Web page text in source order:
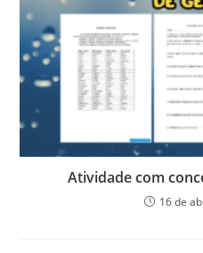
Atividade com
16 de